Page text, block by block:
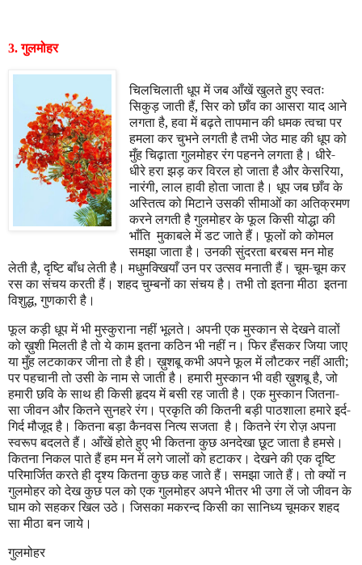
3.गुलमोहर
चिलचिलाती धूप में जब आँखें खुलते हुए स्वतः
सिकुड़ जाती हैं,सिर को छाँव का आसरा याद आने
लगता है,हवा में बढ़ते तापमान की धमक त्वचा पर
हमला कर चुभने लगती है तभी जेठ माह की धूप को
मुँह चिढ़ाता गुलमोहर रंग पहनने लगता है। धीरे-
धीरे हरा झड़ कर विरल हो जाता है और केसरिया,
नारंगी,लाल हावी होता जाता है। धूप जब छाँव के
अस्तित्व को मिटाने उसकी सीमाओं का अतिक्रमण
करने लगती है गुलमोहर के फूल किसी योद्धा की
भाँति मुकाबले में डट जाते हैं। फूलों को कोमल
समझा जाता है। उनकी सुंदरता बरबस मन मोह
लेती है,दृष्टि बाँध लेती है। मधुमक्खियाँ उन पर उत्सव मनाती हैं। चूम-चूम कर
रस का संचय करती हैं। शहद चुम्बनों का संचय है। तभी तो इतना मीठा इतना
विशुद्ध,गुणकारी है।
फूल कड़ी धूप में भी मुस्कुराना नहीं भूलते। अपनी एक मुस्कान से देखने वालों
को ख़ुशी मिलती है तो ये काम इतना कठिन भी नहीं न। फिर हँसकर जिया जाए
या मुँह लटकाकर जीना तो है ही। ख़ुशबू कभी अपने फूल में लौटकर नहीं आती;
पर पहचानी तो उसी के नाम से जाती है। हमारी मुस्कान भी वही ख़ुशबू है,जो
हमारी छवि के साथ ही किसी हृदय में बसी रह जाती है। एक मुस्कान जितना-
सा जीवन और कितने सुनहरे रंग। प्रकृति की कितनी बड़ी पाठशाला हमारे इर्द-
गिर्द मौजूद है। कितना बड़ा कैनवस नित्य सजता है। कितने रंग रोज़ अपना
स्वरूप बदलते हैं। आँखें होते हुए भी कितना कुछ अनदेखा छूट जाता है हमसे।
कितना निकल पाते हैं हम मन में लगे जालों को हटाकर। देखने की एक दृष्टि
परिमार्जित करते ही दृश्य कितना कुछ कह जाते हैं। समझा जाते हैं। तो क्यों न
गुलमोहर को देख कुछ पल को एक गुलमोहर अपने भीतर भी उगा लें जो जीवन के
घाम को सहकर खिल उठे। जिसका मकरन्द किसी का सानिध्य चूमकर शहद
सा मीठा बन जाये।
गुलमोहर